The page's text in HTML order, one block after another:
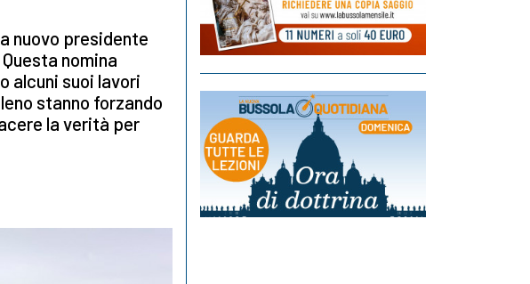
nuovo presidente
nomina
alcuni suoi lavori
stanno forzando
la verità per